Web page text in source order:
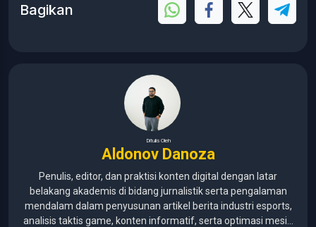
Bagikan
Ditulis Oleh
Aldonov Danoza
Penulis, editor, dan praktisi konten digital dengan latar
belakang akademis di bidang jurnalistik serta pengalaman
mendalam dalam penyusunan artikel berita industri esports,
analisis taktis game, konten informatif, serta optimasi mesin